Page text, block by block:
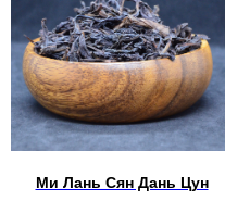
Ми Лань Сян Дань Цун